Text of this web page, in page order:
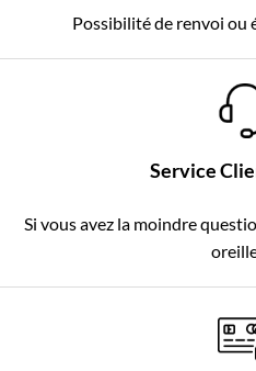
Possibilité de renvoi ou
Service
Si vous avez la moindre